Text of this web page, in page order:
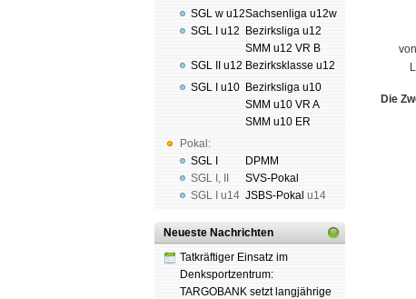
SGL w u12
SGL I u12
SGL II u12
SGL I u10
Pokal:
SGL I
SGL I ,
SGL I
u14
Sachsenliga u12w
Bezirksliga u12
SMM u12 VR B
Bezirksklasse u12
Bezirksliga u10
SMM u10 VR A
SMM u10 ER
DPMM
SVS-Pokal
JSBS-Pokal u14
Neueste Nachrichten
Tatkräftiger Einsatz im
Denksportzentrum:
TARGOBANK setzt langjährige
Die